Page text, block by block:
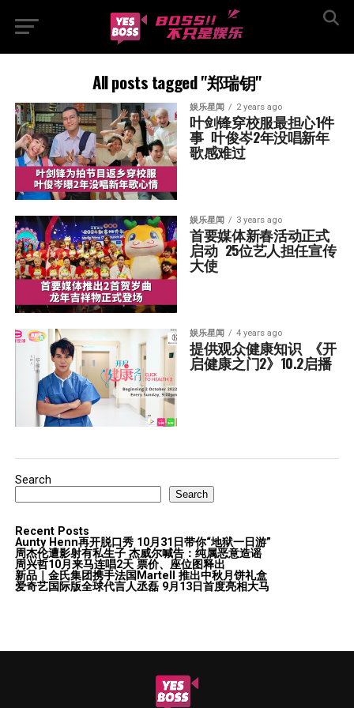
All posts tagged "郑瑞钥"
娱乐星闻 2 years ago
叶剑锋穿校服最担心1件
事  叶俊岑2年没唱新年
歌感难过
娱乐星闻 3 years ago
首要媒体新春活动正式
启动  25位艺人担任宣传
大使
娱乐星闻 4 years ago
提供观众健康知识  《开
启健康之门2》10.2启播
Search
Search
Recent Posts
Aunty Henn再开脱口秀 10月31日带你“地狱一日游”
周杰伦遭影射有私生子 杰威尔喊告：纯属恶意造谣
周兴哲10月来马连唱2天 票价、座位图释出
新品｜金氏集团携手法国Martell 推出中秋月饼礼盒
爱奇艺国际版全球代言人丞磊 9月13日首度亮相大马